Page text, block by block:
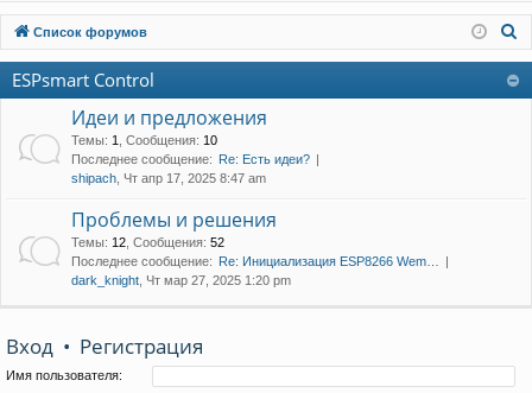
ы
лк
и
ру
м
ы
д
ис
тр
Список форумов
ESPsmart Control
Идеи и предложения
Темы: 1 Сообщения: 10
Последнее сообщение: Re: Есть идеи?
shipach , Чт апр 17, 2025 8:47 am
Проблемы и решения
Темы: 12 Сообщения: 52
Последнее сообщение: Re: Инициализация ESP8266 Wem…
dark_knight , Чт мар 27, 2025 1:20 pm
Вход • Регистрация
Имя пользователя: